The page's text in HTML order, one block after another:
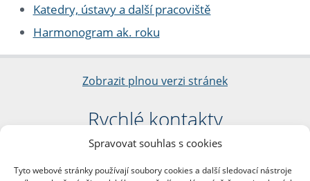
Spravovat souhlas s cookies
Tyto webové stránky používají soubory cookies a další sledovací nástroje
Katedry, ústavy a další pracoviště
Harmonogram ak. roku
Zobrazit plnou verzi stránek
Rychlé kontakty
Filozofická fakulta
nám. Jana Palacha 1/2